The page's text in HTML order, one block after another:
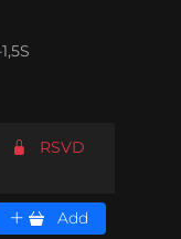
RSVD
Add